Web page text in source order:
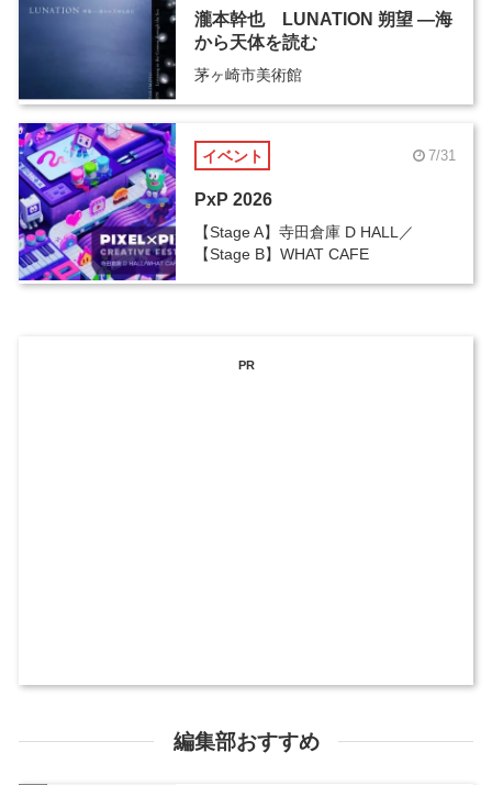
瀧本幹也 LUNATION 朔望 ―海
から天体を読む
茅ヶ崎市美術館
イベント 7/31
PxP 2026
【Stage A】寺田倉庫 D HALL／
【Stage B】WHAT CAFE
PR
編集部おすすめ